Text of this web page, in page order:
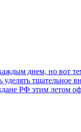
днем, но вот
тщательное
РФ этим летом